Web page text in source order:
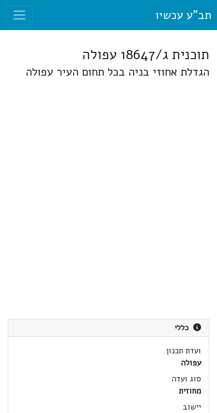
תב"ע עכשיו
תוכנית ג/18647 עפולה
הגדלת אחוזי בניה בכל תחום העיר עפולה
כללי
ועדת תכנון
עפולה
סוג ועדה
מחוזית
יישוב